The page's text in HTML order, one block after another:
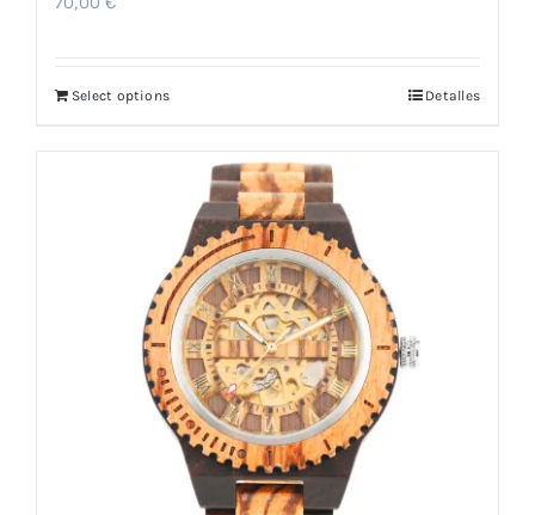
Select options Detalles